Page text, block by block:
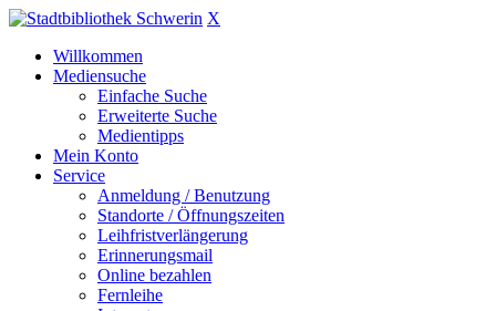
X
Willkommen
Mediensuche
Einfache Suche
Erweiterte Suche
Medientipps
Mein Konto
Service
Anmeldung / Benutzung
Standorte / Öffnungszeiten
Leihfristverlängerung
Erinnerungsmail
Online bezahlen
Fernleihe